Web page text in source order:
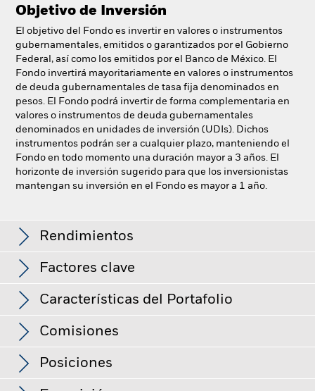
Objetivo de Inversión
El objetivo del Fondo es invertir en valores o instrumentos
gubernamentales, emitidos o garantizados por el Gobierno
Federal, así como los emitidos por el Banco de México. El
Fondo invertirá mayoritariamente en valores o instrumentos
de deuda gubernamentales de tasa fija denominados en
pesos. El Fondo podrá invertir de forma complementaria en
valores o instrumentos de deuda gubernamentales
denominados en unidades de inversión (UDIs). Dichos
instrumentos podrán ser a cualquier plazo, manteniendo el
Fondo en todo momento una duración mayor a 3 años. El
horizonte de inversión sugerido para que los inversionistas
mantengan su inversión en el Fondo es mayor a 1 año.
Rendimientos
Gráfico de rendimiento
Ver gráfica completa
12 meses se encuentran disponibles en el “Documento con
Información Clave para la Inversión” en la sección de
Factores clave
Valor del fondo
Fecha de constitución del
Fondo
11-abr-1984
ISIN MX51BL180013
Características del Portafolio
Desviación estandar (3 años)
a 31-jul-2026
Cupón promedio
Comisiones
Comisión
Posiciones